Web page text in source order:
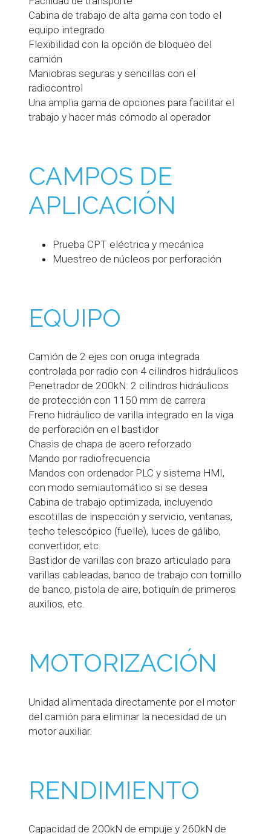
Cabina de trabajo de alta gama con todo el
equipo integrado
Flexibilidad con la opción de bloqueo del
camión
Maniobras seguras y sencillas con el
radiocontrol
Una amplia gama de opciones para facilitar el
trabajo y hacer más cómodo al operador
CAMPOS DE
APLICACIÓN
Prueba CPT eléctrica y mecánica
Muestreo de núcleos por perforación
EQUIPO
Camión de 2 ejes con oruga integrada
controlada por radio con 4 cilindros hidráulicos
Penetrador de 200kN: 2 cilindros hidráulicos
de protección con 1150 mm de carrera
Freno hidráulico de varilla integrado en la viga
de perforación en el bastidor
Chasis de chapa de acero reforzado
Mando por radiofrecuencia
Mandos con ordenador PLC y sistema HMI,
con modo semiautomático si se desea
Cabina de trabajo optimizada, incluyendo
escotillas de inspección y servicio, ventanas,
techo telescópico (fuelle), luces de gálibo,
convertidor, etc.
Bastidor de varillas con brazo articulado para
varillas cableadas, banco de trabajo con tornillo
de banco, pistola de aire, botiquín de primeros
auxilios, etc.
MOTORIZACIÓN
Unidad alimentada directamente por el motor
del camión para eliminar la necesidad de un
motor auxiliar.
RENDIMIENTO
Capacidad de 200kN de empuje y 260kN de